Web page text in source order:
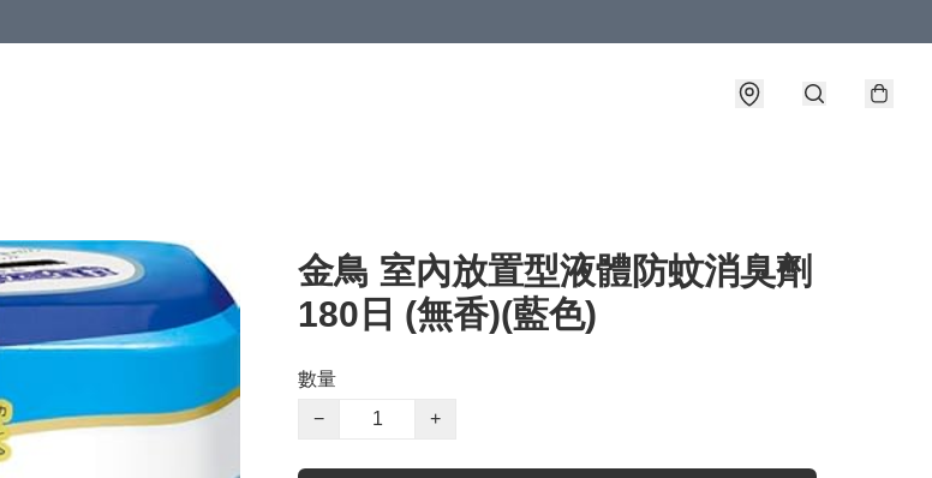
金鳥 室內放置型液體防蚊消臭劑
180日 (無香)(藍色)
數量
−
+